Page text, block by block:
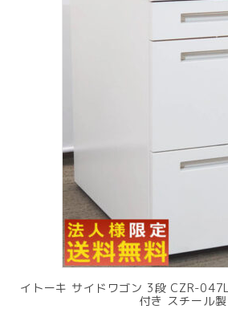
イトーキ サイドワゴン 3段 CZR-
付き スチール製